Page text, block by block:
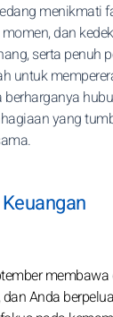
menikmati
dan
serta penuh
untuk
yang
Anda